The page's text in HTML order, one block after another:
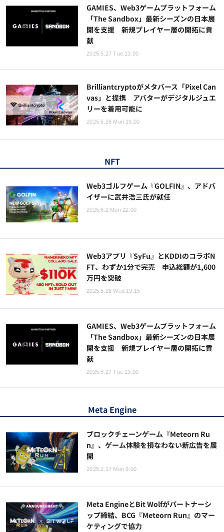
GAMIES、Web3ゲームプラットフォーム
「The Sandbox」最新シーズンの日本展
開を支援 新規プレイヤー層の開拓に貢
献
2025.5.27 Tue 13:00
Brilliantcryptoがメタバース「Pixel Can
vas」と提携 アバターがデジタルジュエ
リーを着用可能に
2025.5.26 Mon 19:00
NFT
Web3ゴルフゲーム『GOLFIN』、アドバ
イザーに武井浩三氏が就任
2025.6.2 Mon 22:00
Web3アプリ『SyFu』とKDDIのコラボN
FT、わずか1分で完売 申込総額が1,600
万円を突破
2025.5.28 Wed 19:15
GAMIES、Web3ゲームプラットフォーム
「The Sandbox」最新シーズンの日本展
開を支援 新規プレイヤー層の開拓に貢
献
2025.5.27 Tue 13:00
Meta Engine
ブロックチェーンゲーム『Meteorn Ru
n』、ゲーム体験を損なわない新広告を展
開
2025.2.17 Mon 9:00
Meta EngineとBit Wolfがパートナーシ
ップ締結、BCG『Meteorn Run』のマー
ケティングで協力